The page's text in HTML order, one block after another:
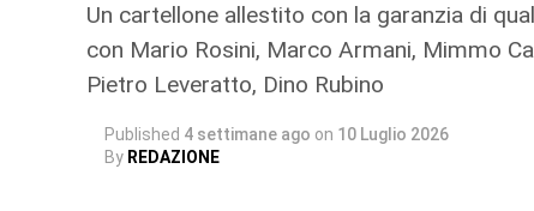
Un cartellone allestito con la garanzia di
con Mario Rosini, Marco Armani, Mimmo
Pietro Leveratto, Dino Rubino
Published 4 settimane ago on 10 Luglio 2026
By REDAZIONE